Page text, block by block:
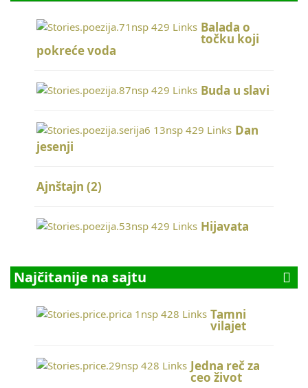
Balada o
točku koji
pokreće voda
Buda u slavi
Dan
jesenji
Ajnštajn (2)
Hijavata
Najčitanije na sajtu
Tamni
vilajet
Jedna reč za
ceo život